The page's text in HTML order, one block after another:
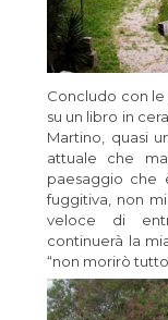
Concludo con le
su un libro in
Martino, quasi
attuale che
paesaggio che
fuggitiva, non
veloce di
continuerà la
“non morirò